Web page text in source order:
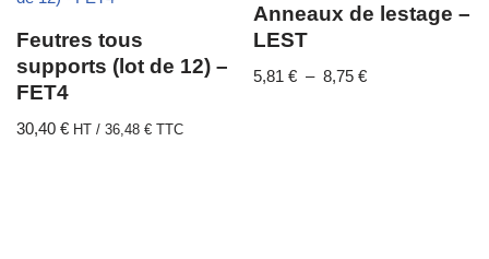
Feutres tous
supports (lot de 12) –
FET4
30,40 € HT / 36,48 € TTC
Anneaux de lestage –
LEST
5,81€ – 8,75€